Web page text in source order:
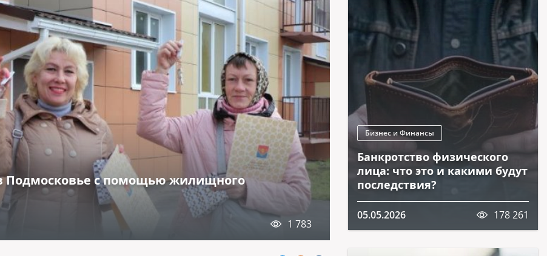
Подмосковье с помощью жилищного
1 783
Бизнес и Финансы
Банкротство физического
лица: что это и какими будут
последствия?
05.05.2026 178 261